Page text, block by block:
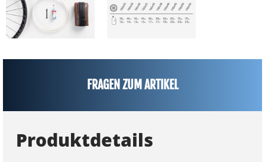
FRAGEN ZUM ARTIKEL
Produktdetails